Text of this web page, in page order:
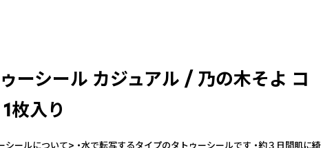
ーシール カジュアル / 乃の木そよ コ
枚入り
シールについて> ・水で転写するタイプのタトゥーシールです ・約３日間肌に綺